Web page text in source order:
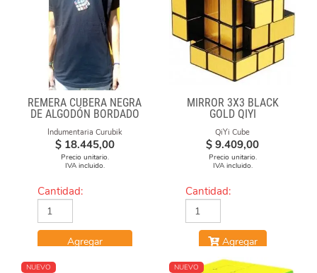
REMERA CUBERA NEGRA
DE ALGODÓN BORDADO
100% CUBERO
Indumentaria Curubik
$ 18.445,00
Precio unitario.
IVA incluido.
Cantidad:
Agregar
MIRROR 3X3 BLACK
GOLD QIYI
QiYi Cube
$ 9.409,00
Precio unitario.
IVA incluido.
Cantidad:
Agregar
NUEVO NUEVO